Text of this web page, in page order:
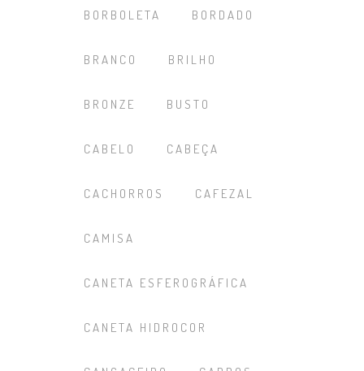
BORBOLETA BORDADO
BRANCO BRILHO
BRONZE BUSTO
CABELO CABEÇA
CACHORROS CAFEZAL
CAMISA
CANETA ESFEROGRÁFICA
CANETA HIDROCOR